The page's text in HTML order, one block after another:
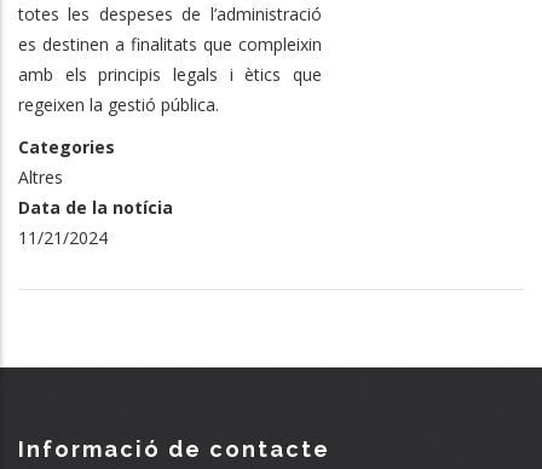
totes les despeses de l’administració
es destinen a finalitats que compleixin
amb els principis legals i ètics que
regeixen la gestió pública.
Categories
Altres
Data de la notícia
11/21/2024
Informació de contacte